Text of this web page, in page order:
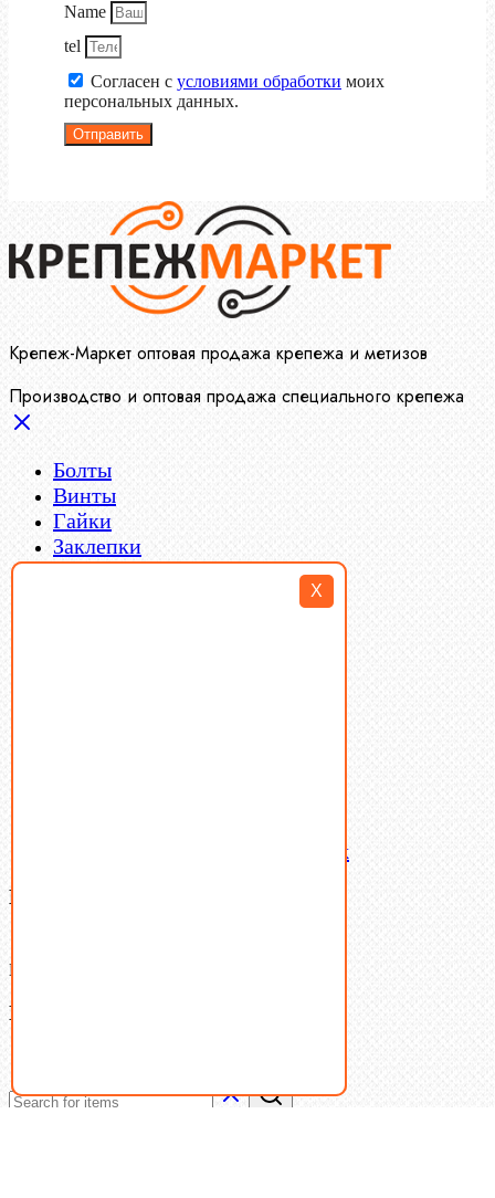
X
Name
tel
Согласен с условиями обработки моих
персональных данных.
Отправить
Крепеж-Маркет оптовая продажа крепежа и метизов
Производство и оптовая продажа специального крепежа
Болты
Винты
Гайки
Заклепки
Пресс-масленки
Латунный и бронзовый крепеж
Ваша корзина
В корзине нет товаров.
Поиск